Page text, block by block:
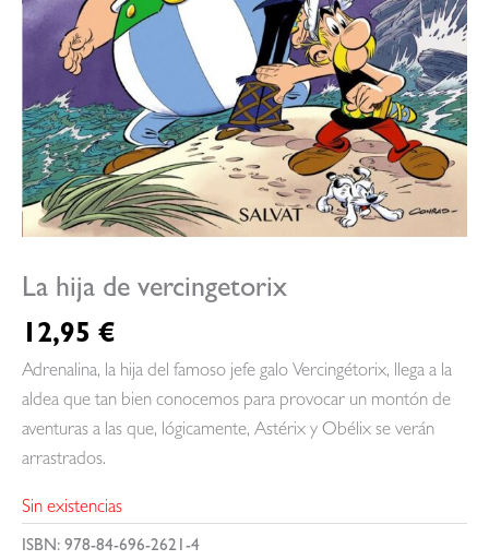
La hija de vercingetorix
12,95 €
Adrenalina, la hija del famoso jefe galo Vercingétorix, llega a la
aldea que tan bien conocemos para provocar un montón de
aventuras a las que, lógicamente, Astérix y Obélix se verán
arrastrados.
Sin existencias
ISBN: 978-84-696-2621-4